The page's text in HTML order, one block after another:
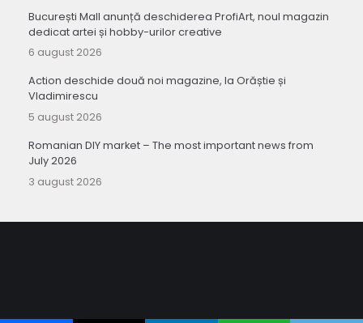
București Mall anunță deschiderea ProfiArt, noul magazin
dedicat artei și hobby-urilor creative
6 august 2026
Action deschide două noi magazine, la Orăștie și
Vladimirescu
5 august 2026
Romanian DIY market – The most important news from
July 2026
3 august 2026